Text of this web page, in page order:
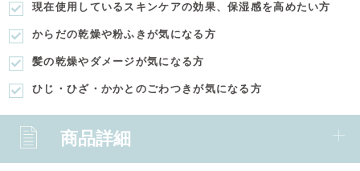
現在使用しているスキンケアの効果、保湿感を高めたい方
からだの乾燥や粉ふきが気になる方
髪の乾燥やダメージが気になる方
ひじ・ひざ・かかとのごわつきが気になる方
商品詳細